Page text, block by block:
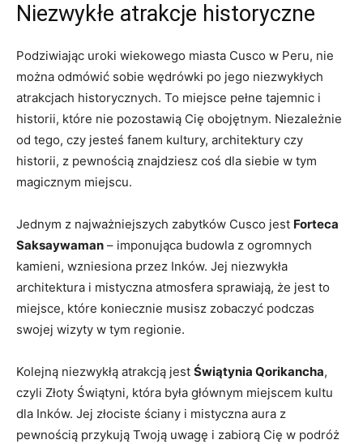
Niezwykłe ‍atrakcje historyczne
Podziwiając uroki wiekowego miasta Cusco‍ w Peru, nie
można odmówić sobie wędrówki ‌po jego⁢ niezwykłych
atrakcjach historycznych.⁤ To miejsce pełne⁣ tajemnic i
historii,‌ które⁢ nie pozostawią Cię obojętnym. Niezależnie
od tego, czy jesteś fanem kultury, architektury⁤ czy​
historii, z pewnością znajdziesz coś dla siebie w‌ tym
⁢magicznym miejscu.
Jednym z najważniejszych‍ zabytków Cusco jest​ Forteca
Saksaywaman – ​imponująca budowla z ​ogromnych
kamieni,⁢ wzniesiona przez Inków. Jej niezwykła
architektura i mistyczna‍ atmosfera sprawiają, że jest to
‌miejsce, które koniecznie musisz zobaczyć‌ podczas​
swojej wizyty w tym regionie.
Kolejną niezwykłą atrakcją jest Świątynia Qorikancha,
czyli Złoty Świątyni, która była⁣ głównym⁢ miejscem kultu
dla Inków. Jej złociste‌ ściany i mistyczna aura z
pewnością ‍przykują Twoją uwagę i zabiorą​ Cię w⁤ podróż